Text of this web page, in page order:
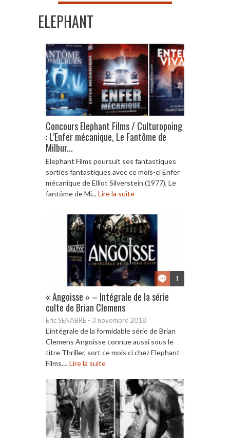
ELEPHANT
Concours Elephant Films / Culturopoing
: L’Enfer mécanique, Le Fantôme de
Milbur...
Elephant Films poursuit ses fantastiques
sorties fantastiques avec ce mois-ci Enfer
mécanique de Elliot Silverstein (1977), Le
fantôme de Mi...Lire la suite
1
« Angoisse » – Intégrale de la série
culte de Brian Clemens
Eric SENABRE - 3 novembre 2018
L’intégrale de la formidable série de Brian
Clemens Angoisse connue aussi sous le
titre Thriller, sort ce mois ci chez Elephant
Films....Lire la suite